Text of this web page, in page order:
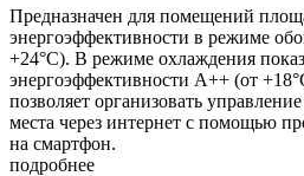
Предназначен для помещений
энергоэффективности в режиме
+24°С). В режиме охлаждения
энергоэффективности A++ (от
позволяет организовать
места через интернет с помощью
на смартфон.
подробнее